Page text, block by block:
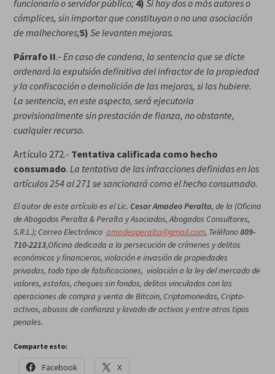
funcionario o servidor público; 4) Si hay dos o más autores o
cómplices, sin importar que constituyan o no una asociación
de malhechores;5) Se levanten mejoras.
Párrafo II.- En caso de condena, la sentencia que se dicte
ordenará la expulsión definitiva del infractor de la propiedad
y la confiscación o demolición de las mejoras, si las hubiere.
La sentencia, en este aspecto, será ejecutoria
provisionalmente sin prestación de fianza, no obstante,
cualquier recurso.
Artículo 272.- Tentativa calificada como hecho
consumado. La tentativa de las infracciones definidas en los
artículos 254 al 271 se sancionará como el hecho consumado.
El autor de este artículo es el Lic. Cesar Amadeo Peralta, de la (Oficina
de Abogados Peralta & Peralta y Asociados, Abogados Consultores,
S.R.L.); Correo Electrónico amadeoperalta@gmail.com, Teléfono809-
710-2213,Oficina dedicada a la persecución de crímenes y delitos
económicos y financieros, violación e invasión de propiedades
privadas, todo tipo de falsificaciones, violación a la ley del mercado de
valores, estafas, cheques sin fondos, delitos vinculados con las
operaciones de compra y venta de Bitcoin, Criptomonedas, Cripto-
activos, abusos de confianza y lavado de activos y entre otros tipos
penales.
Comparte esto:
Facebook X